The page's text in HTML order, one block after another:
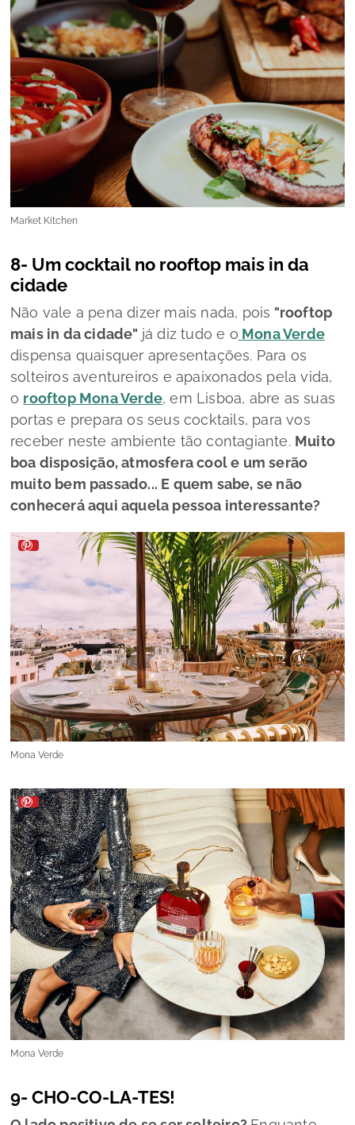
Market Kitchen
8- Umcocktail no rooftop mais in da
cidade
Não vale a pena dizer mais nada, pois "rooftop
mais in da cidade" já diz tudo e o Mona Verde
dispensa quaisquer apresentações. Para os
solteiros aventureiros e apaixonados pela vida,
o rooftopMona Verde, em Lisboa, abre as suas
portas e prepara os seus cocktails, para vos
receber neste ambiente tão contagiante. Muito
boa disposição, atmosferacoole um serão
muito bem passado... E quem sabe, se não
conhecerá aqui aquela pessoa interessante?
Mona Verde
Mona Verde
9- CHO-CO-LA-TES!